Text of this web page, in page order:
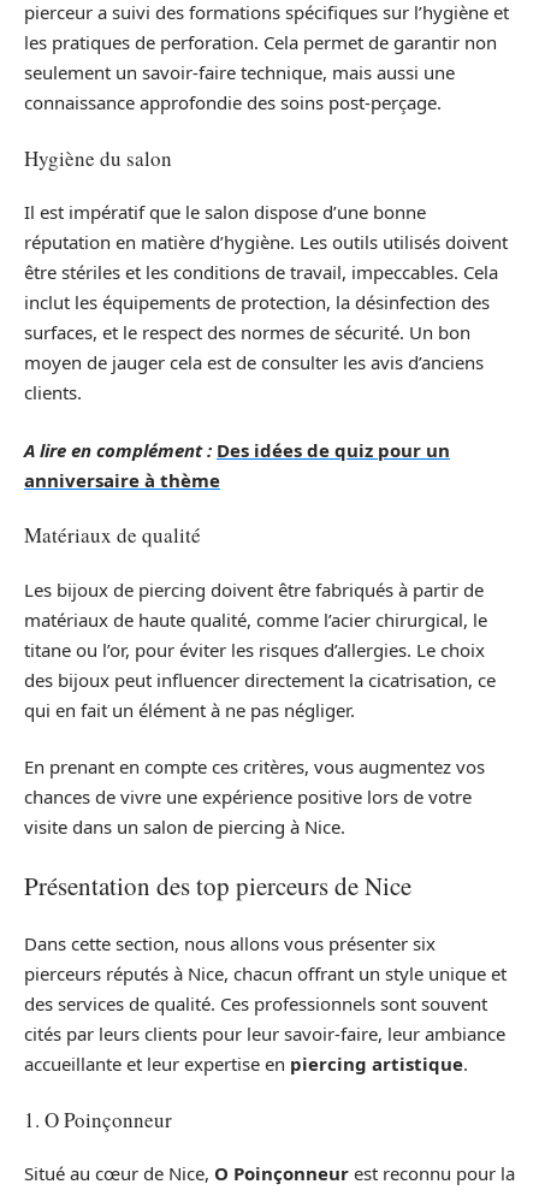
pierceur a suivi des formations spécifiques sur l’hygiène et
les pratiques de perforation. Cela permet de garantir non
seulement un savoir-faire technique, mais aussi une
connaissance approfondie des soins post-perçage.
Hygiène du salon
Il est impératif que le salon dispose d’une bonne
réputation en matière d’hygiène. Les outils utilisés doivent
être stériles et les conditions de travail, impeccables. Cela
inclut les équipements de protection, la désinfection des
surfaces, et le respect des normes de sécurité. Un bon
moyen de jauger cela est de consulter les avis d’anciens
clients.
A lire en complément : Des idées de quiz pour un
anniversaire à thème
Matériaux de qualité
Les bijoux de piercing doivent être fabriqués à partir de
matériaux de haute qualité, comme l’acier chirurgical, le
titane ou l’or, pour éviter les risques d’allergies. Le choix
des bijoux peut influencer directement la cicatrisation, ce
qui en fait un élément à ne pas négliger.
En prenant en compte ces critères, vous augmentez vos
chances de vivre une expérience positive lors de votre
visite dans un salon de piercing à Nice.
Présentation des top pierceurs de Nice
Dans cette section, nous allons vous présenter six
pierceurs réputés à Nice, chacun offrant un style unique et
des services de qualité. Ces professionnels sont souvent
cités par leurs clients pour leur savoir-faire, leur ambiance
accueillante et leur expertise en piercing artistique.
1. O Poinçonneur
Situé au cœur de Nice, O Poinçonneur est reconnu pour la